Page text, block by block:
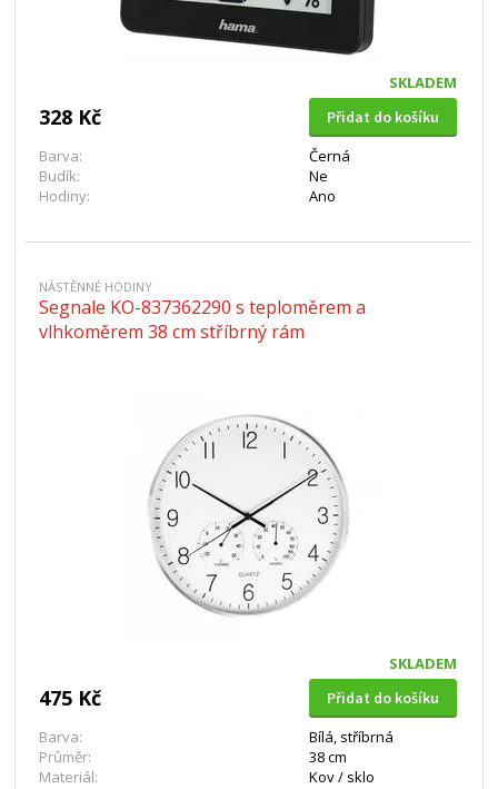
SKLADEM
328 Kč
Přidat do košíku
Barva:
Černá
Budík:
Ne
Hodiny:
Ano
NÁSTĚNNÉ HODINY
Segnale KO-837362290 s teploměrem a
vlhkoměrem 38 cm stříbrný rám
SKLADEM
475 Kč
Přidat do košíku
Barva:
Bílá, stříbrná
Průměr:
38 cm
Materiál:
Kov / sklo